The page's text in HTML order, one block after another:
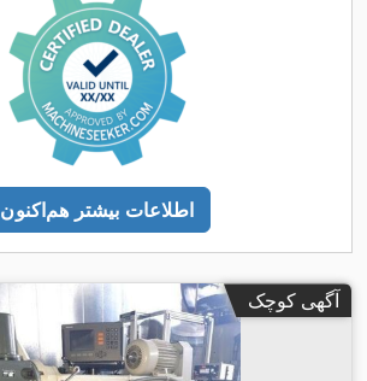
اطلاعات بیشتر هم‌اکنون
آگهی کوچک